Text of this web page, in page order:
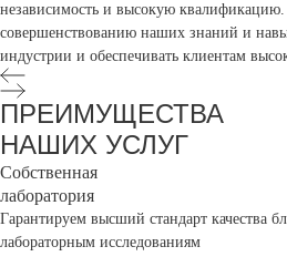
независимость и высокую
совершенствованию наших знаний и
индустрии и обеспечивать клиентам
ПРЕИМУЩЕСТВА
НАШИХ УСЛУГ
Собственная
лаборатория
Гарантируем высший стандарт качества
лабораторным исследованиям